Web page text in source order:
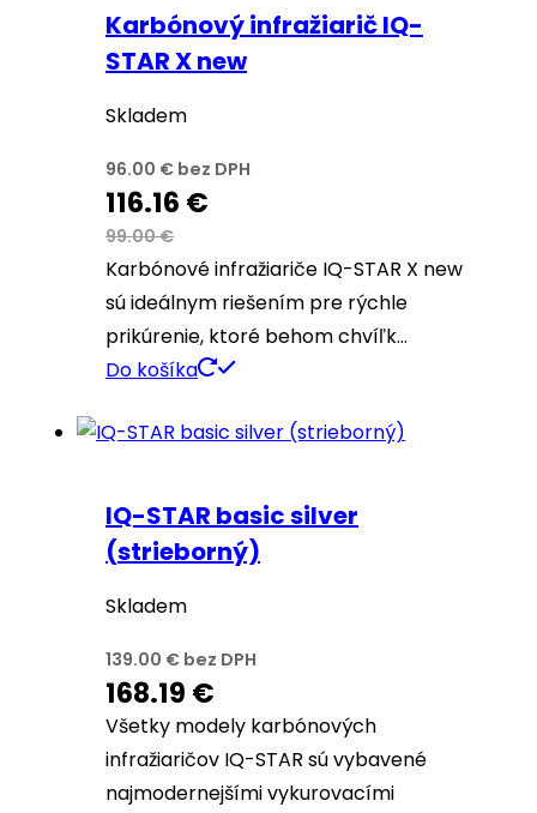
Karbónový infražiarič IQ-
STAR X new
Skladem
96.00 € bez DPH
116.16 €
99.00€
Karbónové infražiariče IQ-STAR X new
sú ideálnym riešením pre rýchle
prikúrenie, ktoré behom chvíľk…
Do košíka
IQ-STAR basic silver
(strieborný)
Skladem
139.00 € bez DPH
168.19 €
Všetky modely karbónových
infražiaričov IQ-STAR sú vybavené
najmodernejšími vykurovacími